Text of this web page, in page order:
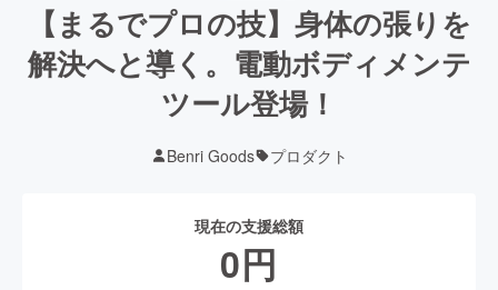
【まるでプロの技】身体の張りを
解決へと導く。電動ボディメンテ
ツール登場！
Benri Goods プロダクト
現在の支援総額
0円